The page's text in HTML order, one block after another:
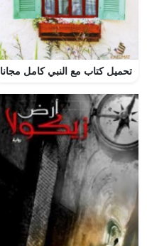
تحميل كتاب مع النبي كامل مجانا